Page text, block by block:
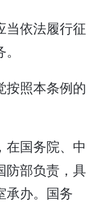
当依法履行征
按照本条例的
国务院、中
防部负责，具
承办。国务